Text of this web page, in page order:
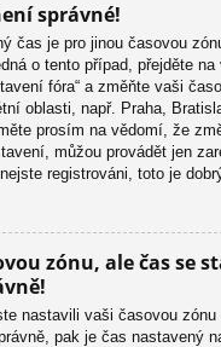
správné!
čas je pro jinou časovou
o tento případ, přejděte na
fóra“ a změňte vaši
oblasti, např. Praha,
prosím na vědomí, že
můžou provádět jen
registrováni, toto je
zónu, ale čas se
nastavili vaši časovou zónu
pak je čas nastavený